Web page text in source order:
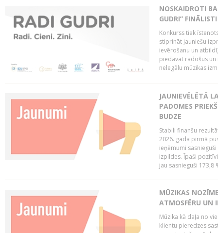
NOSKAIDROTI
GUDRI” FINĀLISTI
Konkurss tiek
stiprināt jauniešu
ievērošanu un
piedāvāt radošus
nelegālu mūzikas
JAUNIEVĒLĒTĀ
PADOMES
BUDZE
Stabili finanšu
2026. gada pirmā
ieņēmumi
izpildes. Īpaši
jau sasnieguši 173,8
MŪZIKAS
ATMOSFĒRU UN
Mūzika kā daļa no
klientu pieredzes